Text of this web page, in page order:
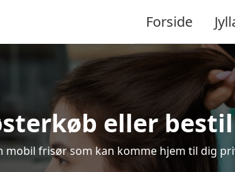
Forside
eller
frisør som kan komme hjem til dig